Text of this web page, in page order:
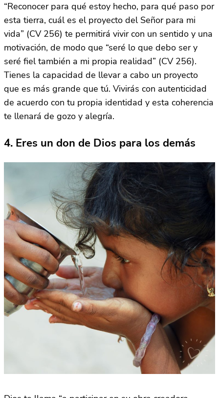
“Reconocer para qué estoy hecho, para qué paso por
esta tierra, cuál es el proyecto del Señor para mi
vida” (CV 256) te permitirá vivir con un sentido y una
motivación, de modo que “seré lo que debo ser y
seré fiel también a mi propia realidad” (CV 256).
Tienes la capacidad de llevar a cabo un proyecto
que es más grande que tú. Vivirás con autenticidad
de acuerdo con tu propia identidad y esta coherencia
te llenará de gozo y alegría.
4. Eres un don de Dios para los demás